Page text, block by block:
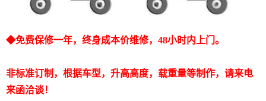
◆免费保修一年，终身成本价维修， 48小时内上门。
非标准订制，根据车型，升高高度，载重量等制作，请来电
来函洽谈！